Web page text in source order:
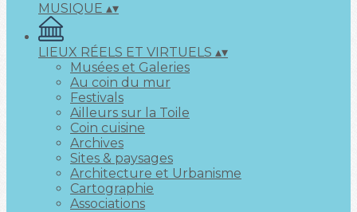
MUSIQUE ▴▾
LIEUX RÉELS ET VIRTUELS ▴▾
Musées et Galeries
Au coin du mur
Festivals
Ailleurs sur la Toile
Coin cuisine
Archives
Sites & paysages
Architecture et Urbanisme
Cartographie
Associations